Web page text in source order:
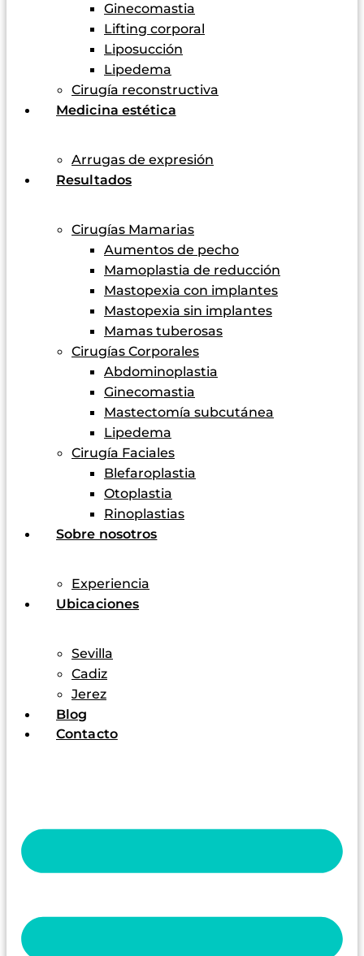
Ginecomastia
Lifting corporal
Liposucción
Lipedema
Cirugía reconstructiva
Medicina estética
Arrugas de expresión
Resultados
Cirugías Mamarias
Aumentos de pecho
Mamoplastia de reducción
Mastopexia con implantes
Mastopexia sin implantes
Mamas tuberosas
Cirugías Corporales
Abdominoplastia
Ginecomastia
Mastectomía subcutánea
Lipedema
Cirugía Faciales
Blefaroplastia
Otoplastia
Rinoplastias
Sobre nosotros
Experiencia
Ubicaciones
Sevilla
Cadiz
Jerez
Blog
Contacto